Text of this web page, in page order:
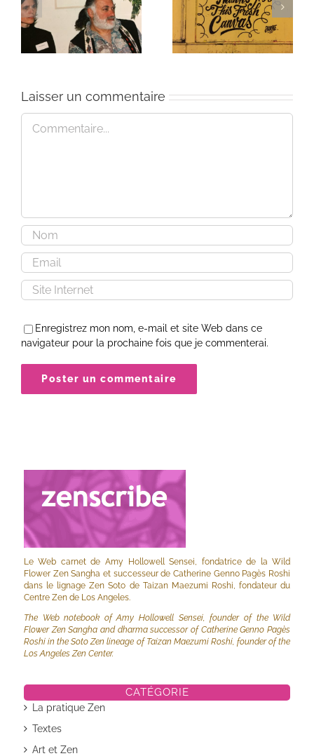
Une toile fraîche
Un bouquet d’écriture
et méditation
Laisser un commentaire
Commentaire
Enregistrez mon nom, e-mail et site Web dans ce
navigateur pour la prochaine fois que je commenterai.
Le Web carnet de Amy Hollowell Sensei, fondatrice de la Wild
Flower Zen Sangha et successeur de Catherine Genno Pagès Roshi
dans le lignage Zen Soto de Taizan Maezumi Roshi, fondateur du
Centre Zen de Los Angeles.
The Web notebook of Amy Hollowell Sensei, founder of the Wild
Flower Zen Sangha and dharma successor of Catherine Genno Pagès
Roshi in the Soto Zen lineage of Taizan Maezumi Roshi, founder of the
Los Angeles Zen Center.
CATÉGORIE
La pratique Zen
Textes
Art et Zen